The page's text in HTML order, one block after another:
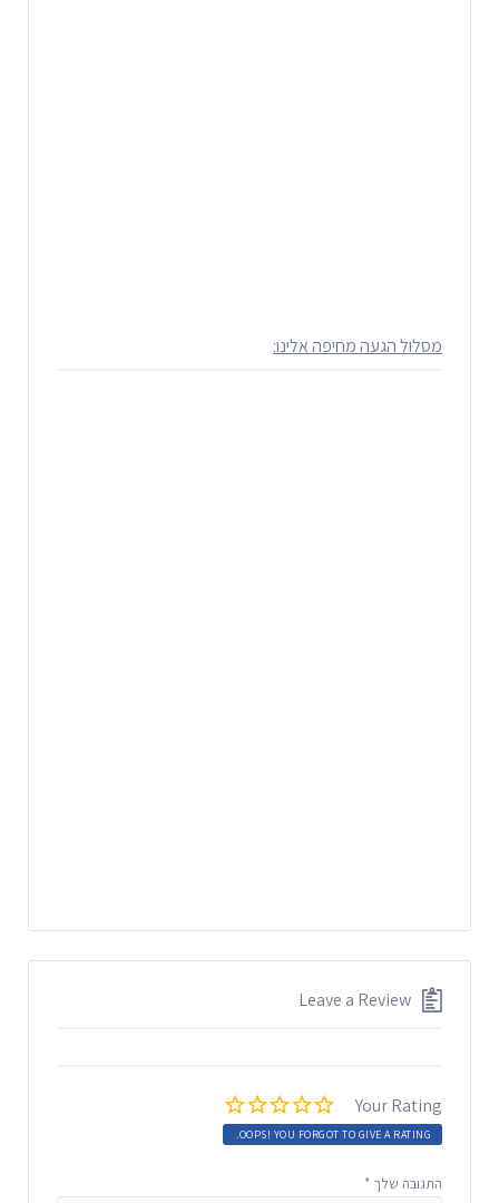
מסלול הגעה מחיפה אלינו:
Leave a Review
Your Rating
OOPS! YOU FORGOT TO GIVE A RATING.
התגובה שלך *